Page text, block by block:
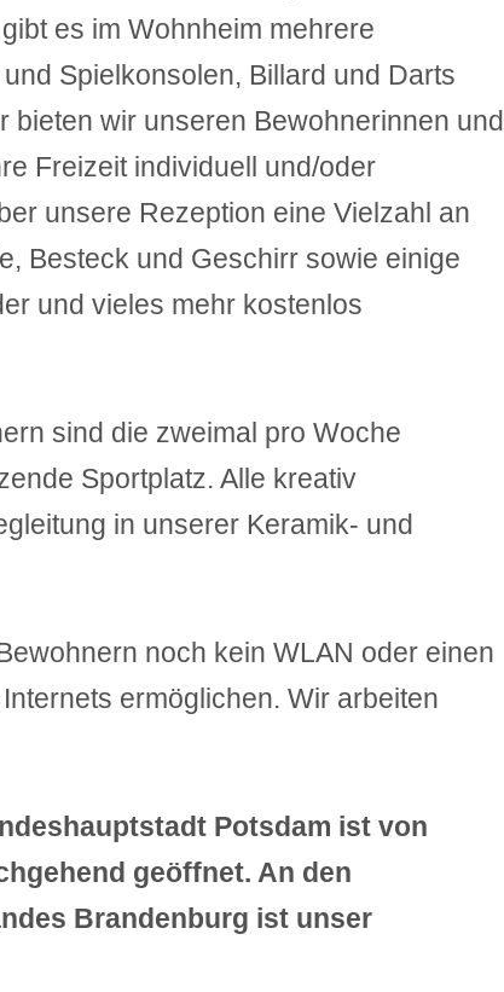
es im Wohnheim mehrere
Spielkonsolen, Billard und Darts
bieten wir unseren Bewohnerinnen und
Freizeit individuell und/oder
unsere Rezeption eine Vielzahl an
Besteck und Geschirr sowie einige
und vieles mehr kostenlos
sind die zweimal pro Woche
Sportplatz. Alle kreativ
in unserer Keramik- und
noch kein WLAN oder einen
ermöglichen. Wir arbeiten
Potsdam ist von
geöffnet. An den
Brandenburg ist unser